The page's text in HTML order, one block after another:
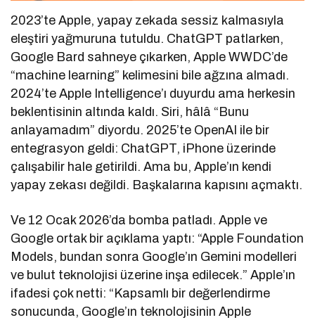
2023’te Apple, yapay zekada sessiz kalmasıyla
eleştiri yağmuruna tutuldu. ChatGPT patlarken,
Google Bard sahneye çıkarken, Apple WWDC’de
“machine learning” kelimesini bile ağzına almadı.
2024’te Apple Intelligence’ı duyurdu ama herkesin
beklentisinin altında kaldı. Siri, hâlâ “Bunu
anlayamadım” diyordu. 2025’te OpenAI ile bir
entegrasyon geldi: ChatGPT, iPhone üzerinde
çalışabilir hale getirildi. Ama bu, Apple’ın kendi
yapay zekası değildi. Başkalarına kapısını açmaktı.
Ve 12 Ocak 2026’da bomba patladı. Apple ve
Google ortak bir açıklama yaptı: “Apple Foundation
Models, bundan sonra Google’ın Gemini modelleri
ve bulut teknolojisi üzerine inşa edilecek.” Apple’ın
ifadesi çok netti: “Kapsamlı bir değerlendirme
sonucunda, Google’ın teknolojisinin Apple